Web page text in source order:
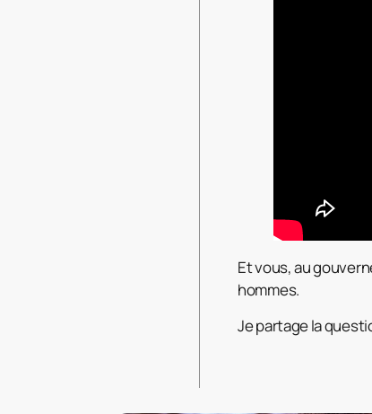
Et vous, au
hommes.
Je partage la